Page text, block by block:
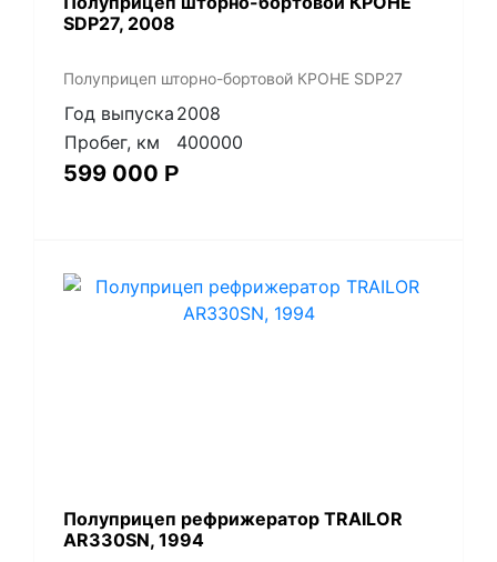
SDP27, 2008
Полуприцеп шторно-бортовой КРОНЕ SDP27
Год выпуска 2008
Пробег, км
400000
599 000 Р
Полуприцеп рефрижератор TRAILOR
AR330SN, 1994